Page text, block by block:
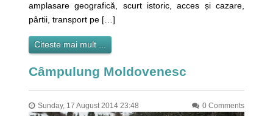
amplasare geografică, scurt istoric, acces și cazare,
pârtii, transport pe […]
Citeste mai mult ...
Câmpulung Moldovenesc
Sunday, 17 August 2014 23:48 0 Comments